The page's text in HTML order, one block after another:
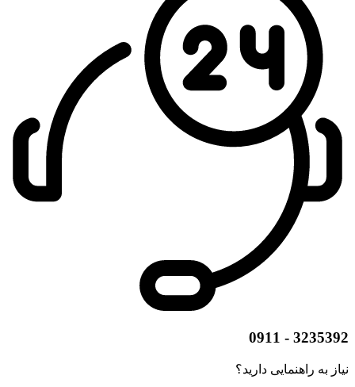
3235392 - 0911
نیاز به راهنمایی دارید؟